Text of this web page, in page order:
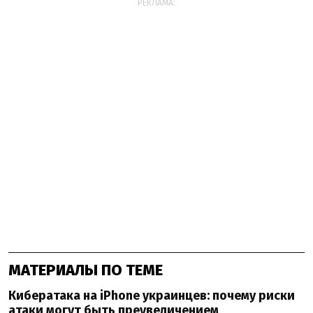
РЕКЛАМА:
МАТЕРИАЛЫ ПО ТЕМЕ
Кибератака на iPhone украинцев: почему риски